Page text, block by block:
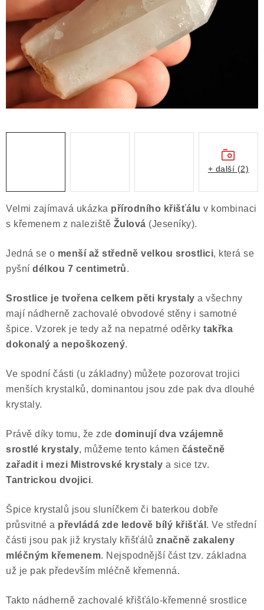
NALEZIŠTĚ
NÁŠ PŘÍBĚH
VIDEOGALERIE
Výkup minerálů a drahých kamenů
Formulář pro odstoupení od smlouvy
Poučení o právu na odstoupení od smlouvy
Velmi zajímavá ukázka přírodního křišťálu v kombinaci
s křemenem z naleziště Žulová (Jeseníky).
Jedná se o menší až středně velkou srostlici, která se
pyšní délkou 7 centimetrů.
Srostlice je tvořena celkem pěti krystaly a všechny
mají nádherně zachovalé obvodové stěny i samotné
špice. Vzorek je tedy až na nepatrné oděrky takřka
dokonalý a nepoškozený.
Ve spodní části (u základny) můžete pozorovat trojici
menších krystalků, dominantou jsou zde pak dva dlouhé
krystaly.
Právě díky tomu, že zde dominují dva vzájemně
srostlé krystaly, můžeme tento kámen částečně
zařadit i mezi Mistrovské krystaly a sice tzv.
Tantrickou dvojici.
Špice krystalů jsou sluníčkem či baterkou dobře
průsvitné a převládá zde ledově bílý křišťál . Ve střední
části jsou pak již krystaly křišťálů značně zakaleny
mléčným křemenem. Nejspodnější část tzv. základna
už je pak především mléčně křemenná.
Takto nádherně zachovalé křišťálo-křemenné srostlice
+ další (2)